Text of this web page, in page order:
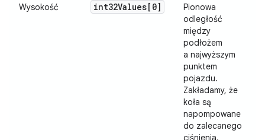
Wysokość int32Values[0]
Pionowa
odległość
między
podłożem
a najwyższym
punktem
pojazdu.
Zakładamy, że
koła są
napompowane
do zalecanego
ciśnienia.